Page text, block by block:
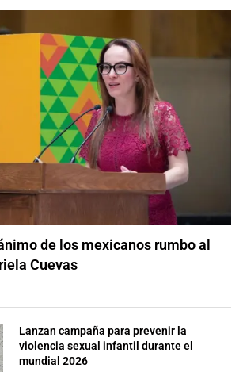
de los mexicanos rumbo al
Cuevas
Lanzan campaña para prevenir la
violencia sexual infantil durante el
mundial 2026